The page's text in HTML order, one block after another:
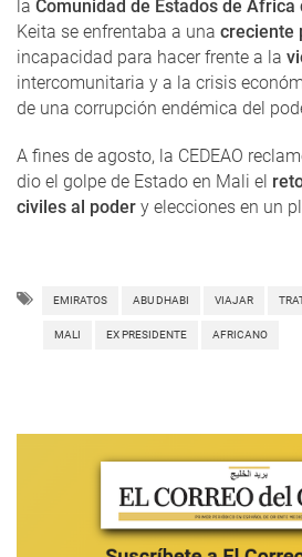
la Comunidad de Estados de África
Keita se enfrentaba a una creciente
incapacidad para hacer frente a la
intercomunitaria y a la crisis
de una corrupción endémica del
A fines de agosto, la CEDEAO
dio el golpe de Estado en Mali el
civiles al poder y elecciones en un
EMIRATOS ABU DHABI VIAJAR
MALI EX PRESIDENTE AFRICANO